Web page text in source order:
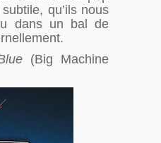
qu’ils nous
dans un bal de
(Big Machine